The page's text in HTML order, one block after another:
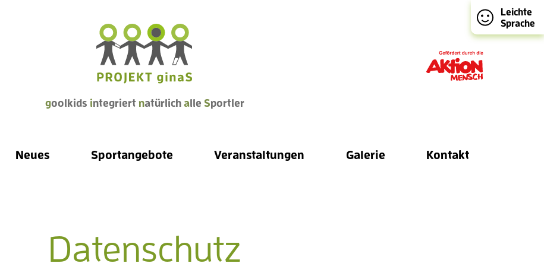
Leichte
Sprache
goolkids integriertnatürlichalle Sportler
Neues Sportangebote Veranstaltungen Galerie Kontakt
Datenschutz